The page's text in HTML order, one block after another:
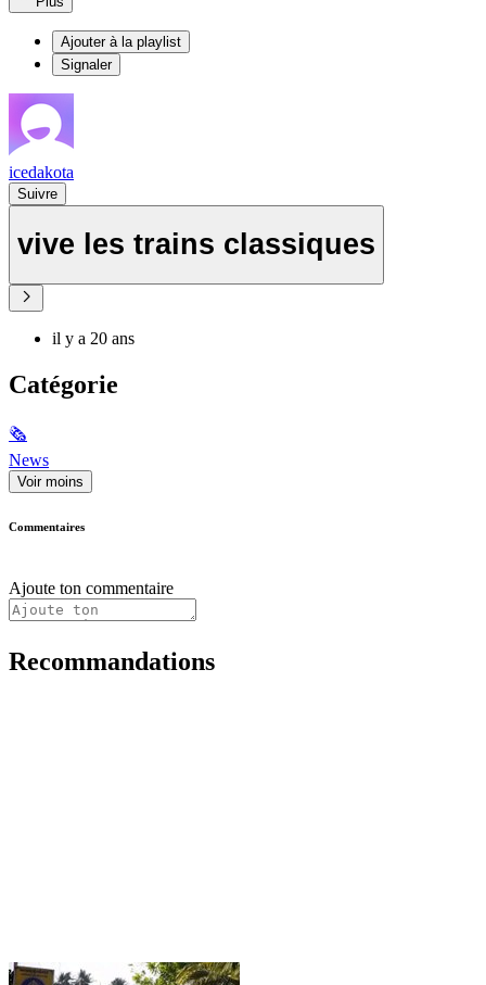
Ajouter à la playlist
Signaler
icedakota
Suivre
vive les trains classiques
il y a 20 ans
Catégorie
🗞
News
Voir moins
Commentaires
Ajoute ton commentaire
Recommandations